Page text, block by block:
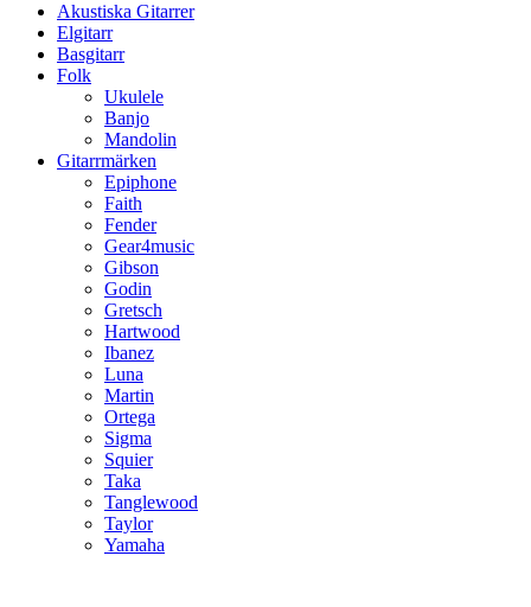
Akustiska Gitarrer
Elgitarr
Basgitarr
Folk
Ukulele
Banjo
Mandolin
Gitarrmärken
Epiphone
Faith
Fender
Gear4music
Gibson
Godin
Gretsch
Hartwood
Ibanez
Luna
Martin
Ortega
Sigma
Squier
Taka
Tanglewood
Taylor
Yamaha